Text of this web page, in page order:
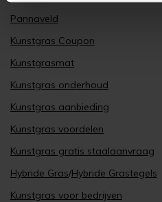
Pannaveld
Kunstgras Coupon
Kunstgrasmat
Kunstgras onderhoud
Kunstgras aanbieding
Kunstgras voordelen
Kunstgras gratis staalaanvraag
Hybride Gras/Hybride Grastegels
Kunstgras voor bedrijven